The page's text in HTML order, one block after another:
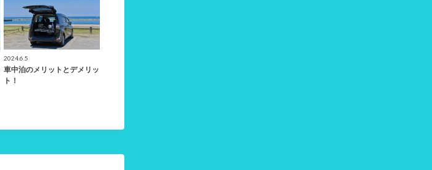
2024.6.5
車中泊のメリットとデメリッ
ト！